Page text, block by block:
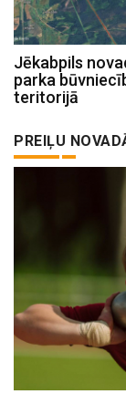
Jēkabpils
parka
teritorijā
PREIĻU